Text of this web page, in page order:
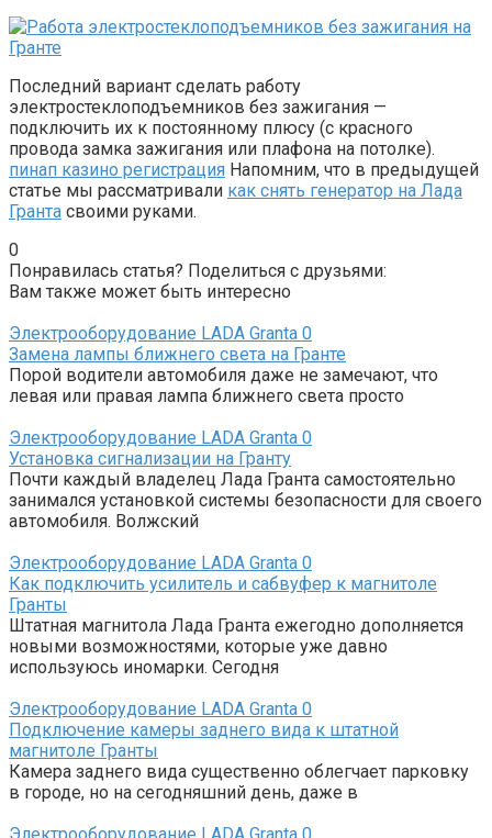
Последний вариант сделать работу
электростеклоподъемников без зажигания —
подключить их к постоянному плюсу (с красного
провода замка зажигания или плафона на потолке).
пинап казино регистрация Напомним, что в предыдущей
статье мы рассматривали как снять генератор на Лада
Гранта своими руками.
0
Понравилась статья? Поделиться с друзьями:
Вам также может быть интересно
Электрооборудование LADA Granta 0
Замена лампы ближнего света на Гранте
Порой водители автомобиля даже не замечают, что
левая или правая лампа ближнего света просто
Электрооборудование LADA Granta 0
Установка сигнализации на Гранту
Почти каждый владелец Лада Гранта самостоятельно
занимался установкой системы безопасности для своего
автомобиля. Волжский
Электрооборудование LADA Granta 0
Как подключить усилитель и сабвуфер к магнитоле
Гранты
Штатная магнитола Лада Гранта ежегодно дополняется
новыми возможностями, которые уже давно
используюсь иномарки. Сегодня
Электрооборудование LADA Granta 0
Подключение камеры заднего вида к штатной
магнитоле Гранты
Камера заднего вида существенно облегчает парковку
в городе, но на сегодняшний день, даже в